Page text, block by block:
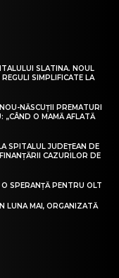
SLATINA. NOUL
SIMPLIFICATE LA
NĂSCUȚII PREMATURI
„CÂND O MAMĂ AFLATĂ
SPITALUL JUDEȚEAN DE
CAZURILOR DE
SPERANȚĂ PENTRU OLT
LUNA MAI, ORGANIZATĂ